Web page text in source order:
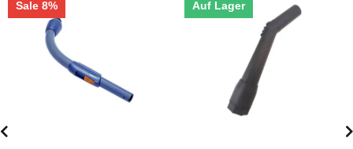
Sale 8% Auf Lager